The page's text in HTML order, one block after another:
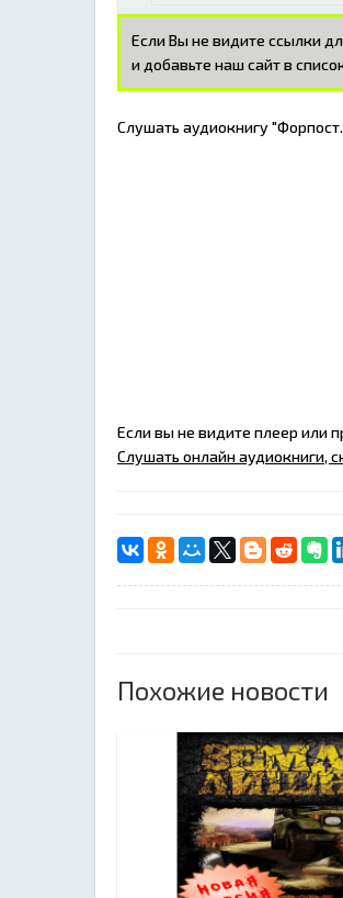
Если Вы не видите ссылки
и добавьте наш сайт в
Слушать аудиокнигу
Если вы не видите плеер или
Слушать онлайн аудиокниги,
Похожие новости